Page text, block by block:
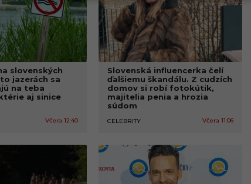
slovenských
jazerách sa
na teba
aj sinice
Včera 12:40
Slovenská influencerka čelí
ďalšiemu škandálu. Z cudzích
domov si robí fotokútik,
majitelia penia a hrozia
súdom
CELEBRITY Včera 11:06